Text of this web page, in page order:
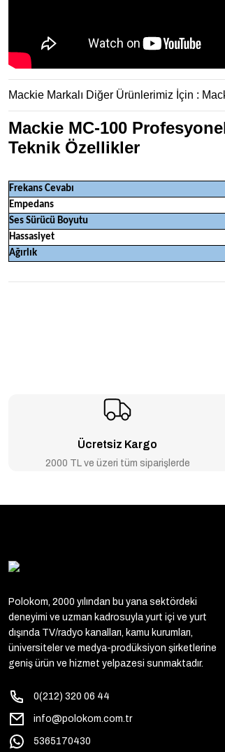
Mackie Markalı Diğer Ürünlerimiz İçin :
Mackie MC-100
Teknik Özellikler
Frekans Cevabı
Empedans
Ses Sürücü Boyutu
Hassasiyet
Ağırlık
Ücretsiz Kargo
2000 TL ve üzeri tüm siparişlerde
Polokom, 2000 yılından bu yana sektördeki
deneyimi ve uzman kadrosuyla yurt içi ve yurt
dışında TV/radyo kanalları, kamu kurumları,
üniversiteler ve medya-prodüksiyon şirketlerine
geniş ürün ve hizmet yelpazesi sunmaktadır.
0(212) 320 06 44
info@polokom.com.tr
5365170430